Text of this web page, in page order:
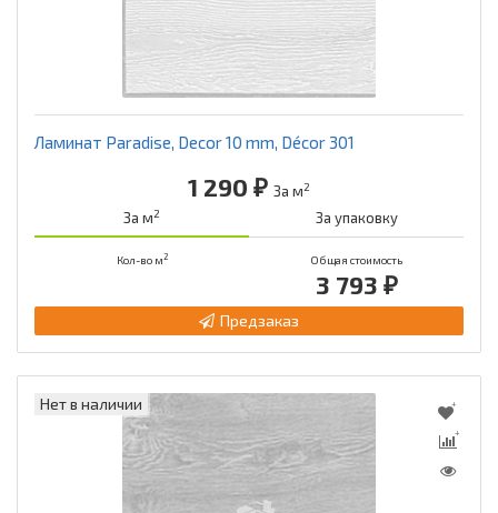
Ламинат Paradise, Decor 10 mm, Décor 301
1 290 ₽ За м2
За м2 За упаковку
Кол-во м2 Общая стоимость
3 793 ₽
Предзаказ
Нет в наличии